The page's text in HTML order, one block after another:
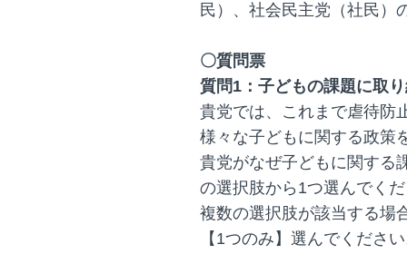
民）、社会民主党（社民）
〇質問票
質問1：子どもの課題に取
貴党では、これまで虐待防
様々な子どもに関する政策
貴党がなぜ子どもに関する
の選択肢から1つ選んでく
複数の選択肢が該当する場
【1つのみ】選んでくださ